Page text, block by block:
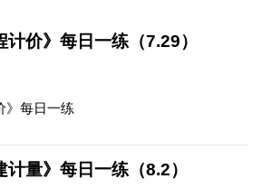
价》每日一练（7.29）
》每日一练
量》每日一练（8.2）